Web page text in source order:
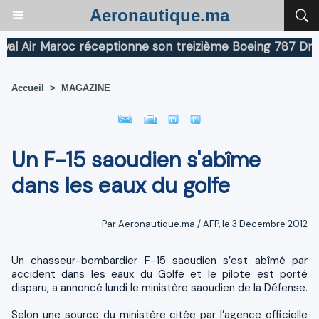
Aeronautique.ma
Maroc réceptionne son treizième Boeing 787
Accueil > MAGAZINE
Un F-15 saoudien s'abîme
dans les eaux du golfe
Par Aeronautique.ma / AFP, le 3 Décembre 2012
Un chasseur-bombardier F-15 saoudien s’est abîmé par
accident dans les eaux du Golfe et le pilote est porté
disparu, a annoncé lundi le ministère saoudien de la Défense.
Selon une source du ministère citée par l’agence officielle